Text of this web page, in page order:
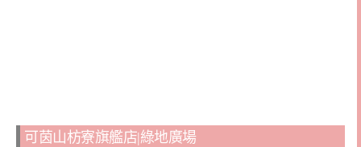
可茵山枋寮旗艦店|綠地廣場